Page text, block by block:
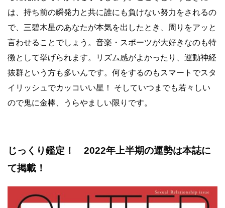
は、持ち前の瞬発力と共に誰にも負けない努力をされるの
で、三碧木星のあなたが本気を出したとき、周りをアッと
言わせることでしょう。音楽・スポーツが大好きなのも特
徴として挙げられます。リズム感がよかったり、運動神経
抜群という方も多いんです。何をするのもスマートでスタ
イリッシュでカッコいい星！ そしていつまでも若々しい
ので鬼に金棒、うらやましい限りです。
じっくり鑑定！ 2022年上半期の運勢は本誌に
て掲載！